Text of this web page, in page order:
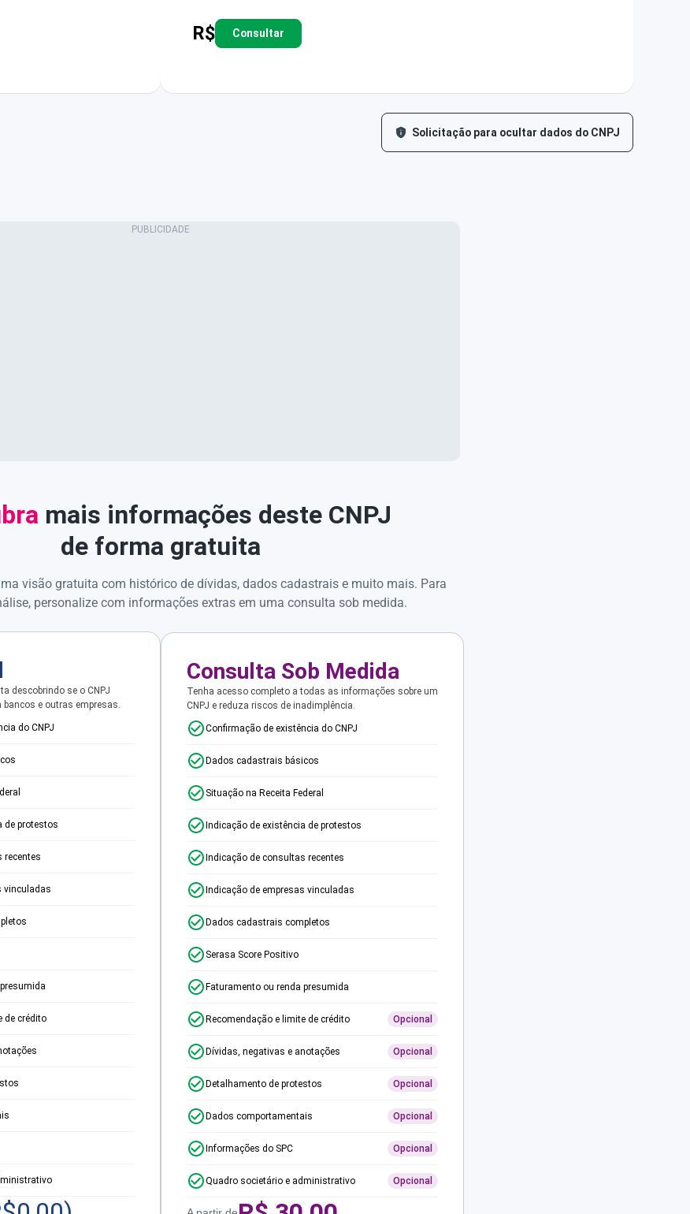
R$ Consultar
Solicitação para ocultar dados do CNPJ
mais informações deste CNPJ
de forma gratuita
visão gratuita com histórico de dívidas, dados cadastrais e muito mais. Para
personalize com informações extras em uma consulta sob medida.
descobrindo se o CNPJ
e outras empresas.
do CNPJ
de protestos
recentes
vinculadas
de crédito
Consulta Sob Medida
Tenha acesso completo a todas as informações sobre um
CNPJ e reduza riscos de inadimplência.
Confirmação de existência do CNPJ
Dados cadastrais básicos
Situação na Receita Federal
Indicação de existência de protestos
Indicação de consultas recentes
Indicação de empresas vinculadas
Dados cadastrais completos
Serasa Score Positivo
Faturamento ou renda presumida
Recomendação e limite de crédito Opcional
Dívidas, negativas e anotações Opcional
Detalhamento de protestos Opcional
Dados comportamentais Opcional
Informações do SPC Opcional
Quadro societário e administrativo Opcional